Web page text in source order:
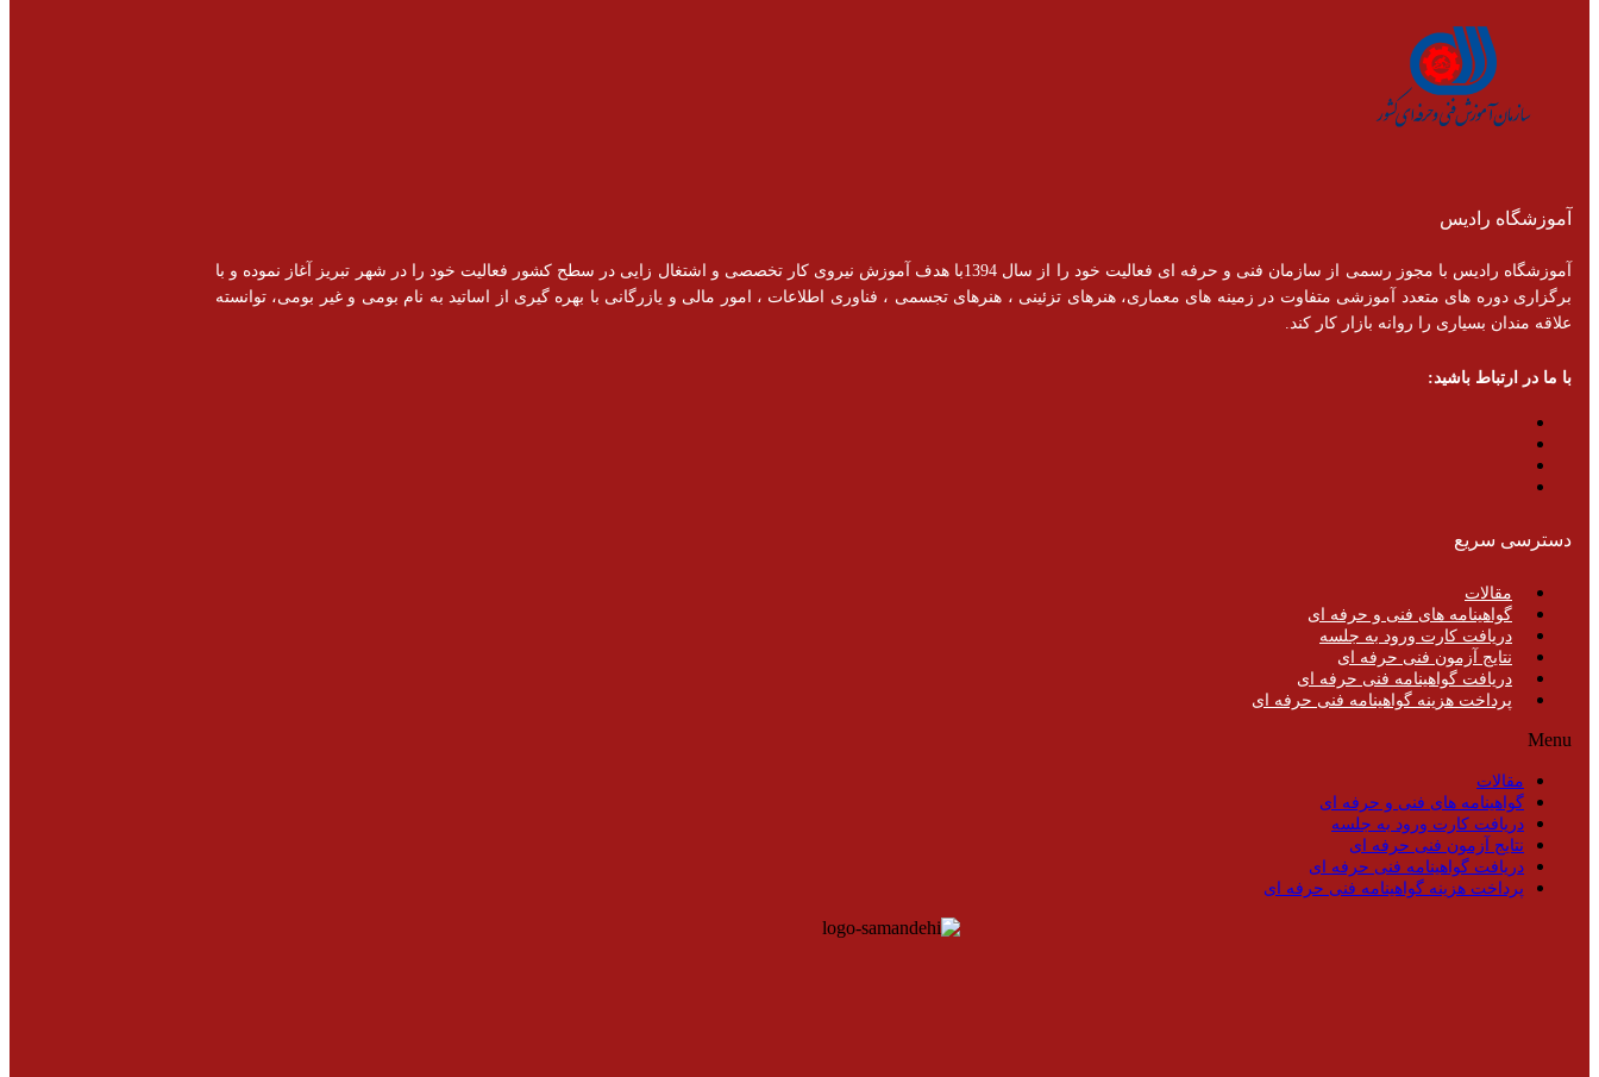
آموزشگاه رادیس
آموزشگاه رادیس با مجوز رسمی از سازمان فنی و حرفه ای فعالیت خود را از سال 1394با هدف آموزش نیروی کار تخصصی و اشتغال زایی در سطح کشور فعالیت خود را در شهر تبریز آغاز نموده و با
برگزاری دوره های متعدد آموزشی متفاوت در زمینه های معماری، هنرهای تزئینی ، هنرهای تجسمی ، فناوری اطلاعات ، امور مالی و یازرگانی با بهره گیری از اساتید به نام بومی و غیر بومی، توانسته
علاقه مندان بسیاری را روانه بازار کار کند.
با ما در ارتباط باشید:
دسترسی سریع
مقالات
گواهینامه های فنی و حرفه ای
دریافت کارت ورود به جلسه
نتایج آزمون فنی حرفه ای
دریافت گواهینامه فنی حرفه ای
پرداخت هزینه گواهینامه فنی حرفه ای
Menu
مقالات
گواهینامه های فنی و حرفه ای
دریافت کارت ورود به جلسه
نتایج آزمون فنی حرفه ای
دریافت گواهینامه فنی حرفه ای
پرداخت هزینه گواهینامه فنی حرفه ای